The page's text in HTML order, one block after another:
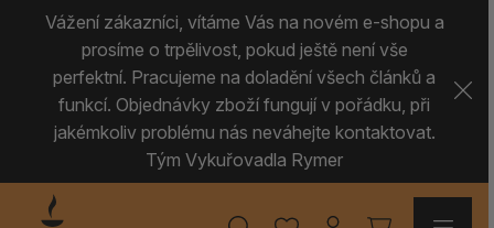
Vážení zákazníci, vítáme Vás na novém e-shopu a
prosíme o trpělivost, pokud ještě není vše
perfektní. Pracujeme na doladění všech článků a
funkcí. Objednávky zboží fungují v pořádku, při
jakémkoliv problému nás neváhejte kontaktovat.
Tým Vykuřovadla Rymer